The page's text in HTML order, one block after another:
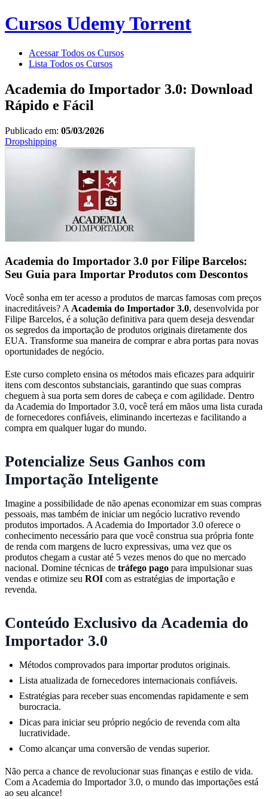
Cursos Udemy Torrent
Acessar Todos os Cursos
Lista Todos os Cursos
Academia do Importador 3.0: Download
Rápido e Fácil
Publicado em: 05/03/2026
Dropshipping
Academia do Importador 3.0 por Filipe Barcelos:
Seu Guia para Importar Produtos com Descontos
Você sonha em ter acesso a produtos de marcas famosas com preços
inacreditáveis? A Academia do Importador 3.0, desenvolvida por
Filipe Barcelos, é a solução definitiva para quem deseja desvendar
os segredos da importação de produtos originais diretamente dos
EUA. Transforme sua maneira de comprar e abra portas para novas
oportunidades de negócio.
Este curso completo ensina os métodos mais eficazes para adquirir
itens com descontos substanciais, garantindo que suas compras
cheguem à sua porta sem dores de cabeça e com agilidade. Dentro
da Academia do Importador 3.0, você terá em mãos uma lista curada
de fornecedores confiáveis, eliminando incertezas e facilitando a
compra em qualquer lugar do mundo.
Potencialize Seus Ganhos com
Importação Inteligente
Imagine a possibilidade de não apenas economizar em suas compras
pessoais, mas também de iniciar um negócio lucrativo revendo
produtos importados. A Academia do Importador 3.0 oferece o
conhecimento necessário para que você construa sua própria fonte
de renda com margens de lucro expressivas, uma vez que os
produtos chegam a custar até 5 vezes menos do que no mercado
nacional. Domine técnicas de tráfego pago para impulsionar suas
vendas e otimize seu ROI com as estratégias de importação e
revenda.
Conteúdo Exclusivo da Academia do
Importador 3.0
Métodos comprovados para importar produtos originais.
Lista atualizada de fornecedores internacionais confiáveis.
Estratégias para receber suas encomendas rapidamente e sem
burocracia.
Dicas para iniciar seu próprio negócio de revenda com alta
lucratividade.
Como alcançar uma conversão de vendas superior.
Não perca a chance de revolucionar suas finanças e estilo de vida.
Com a Academia do Importador 3.0, o mundo das importações está
ao seu alcance!